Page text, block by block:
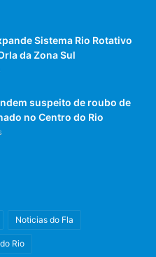
Sistema Rio Rotativo
da Zona Sul
suspeito de roubo de
no Centro do Rio
Noticias do Fla
Rio